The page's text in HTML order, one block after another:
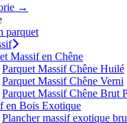
→
parquet
Massif en Chêne
Parquet Massif Chêne Huilé
Parquet Massif Chêne Verni
Parquet Massif Chêne Brut
en Bois Exotique
Plancher massif exotique